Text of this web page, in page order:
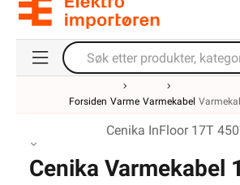
Forsiden Varme Varmekabel
Cenika InFloor 17T
Cenika Varmekabel